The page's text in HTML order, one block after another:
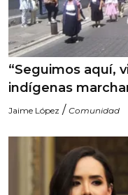
“Seguimos aquí,
indígenas
Jaime López / Comunidad